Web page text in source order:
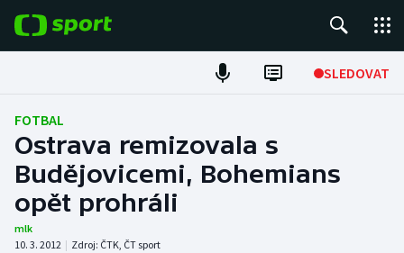
SLEDOVAT
Fotbal
Hokej
Tenis
Atletika
FOTBAL
Ostrava remizovala s
Budějovicemi, Bohemians
opět prohráli
mlk
10. 3. 2012 | Zdroj: ČTK, ČT sport